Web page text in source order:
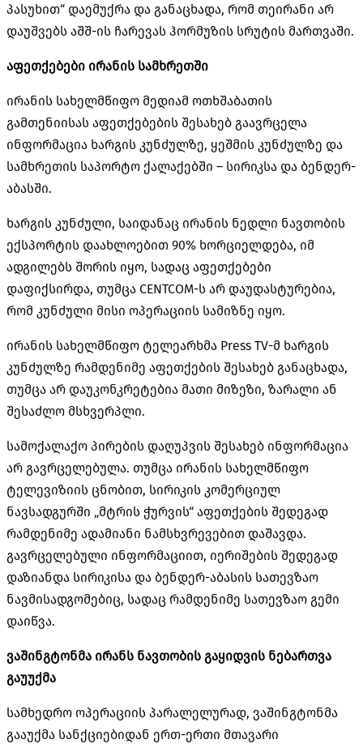
პასუხით“ დაემუქრა და განაცხადა, რომ თეირანი არ
დაუშვებს აშშ-ის ჩარევას ჰორმუზის სრუტის მართვაში.
აფეთქებები ირანის სამხრეთში
ირანის სახელმწიფო მედიამ ოთხშაბათის
გამთენიისას აფეთქებების შესახებ გაავრცელა
ინფორმაცია ხარგის კუნძულზე, ყეშმის კუნძულზე და
სამხრეთის საპორტო ქალაქებში – სირიკსა და ბენდერ-
აბასში.
ხარგის კუნძული, საიდანაც ირანის ნედლი ნავთობის
ექსპორტის დაახლოებით 90% ხორციელდება, იმ
ადგილებს შორის იყო, სადაც აფეთქებები
დაფიქსირდა, თუმცა CENTCOM-ს არ დაუდასტურებია,
რომ კუნძული მისი ოპერაციის სამიზნე იყო.
ირანის სახელმწიფო ტელეარხმა Press TV-მ ხარგის
კუნძულზე რამდენიმე აფეთქების შესახებ განაცხადა,
თუმცა არ დაუკონკრეტებია მათი მიზეზი, ზარალი ან
შესაძლო მსხვერპლი.
სამოქალაქო პირების დაღუპვის შესახებ ინფორმაცია
არ გავრცელებულა. თუმცა ირანის სახელმწიფო
ტელევიზიის ცნობით, სირიკის კომერციულ
ნავსადგურში „მტრის ჭურვის“ აფეთქების შედეგად
რამდენიმე ადამიანი ნამსხვრევებით დაშავდა.
გავრცელებული ინფორმაციით, იერიშების შედეგად
დაზიანდა სირიკისა და ბენდერ-აბასის სათევზაო
ნავმისადგომებიც, სადაც რამდენიმე სათევზაო გემი
დაიწვა.
ვაშინგტონმა ირანს ნავთობის გაყიდვის ნებართვა
გაუუქმა
სამხედრო ოპერაციის პარალელურად, ვაშინგტონმა
გააუქმა სანქციებიდან ერთ-ერთი მთავარი